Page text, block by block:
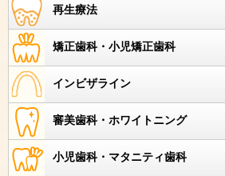
再生療法
矯正歯科・小児矯正歯科
インビザライン
審美歯科・ホワイトニング
小児歯科・マタニティ歯科